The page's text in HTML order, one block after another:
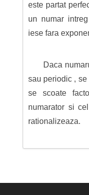
este partat
un numar
iese fara
Daca
sau periodic ,
se scoate
numarator si
rationalizeaza.